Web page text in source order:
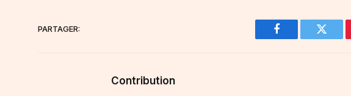
PARTAGER:
Facebook
Contribution